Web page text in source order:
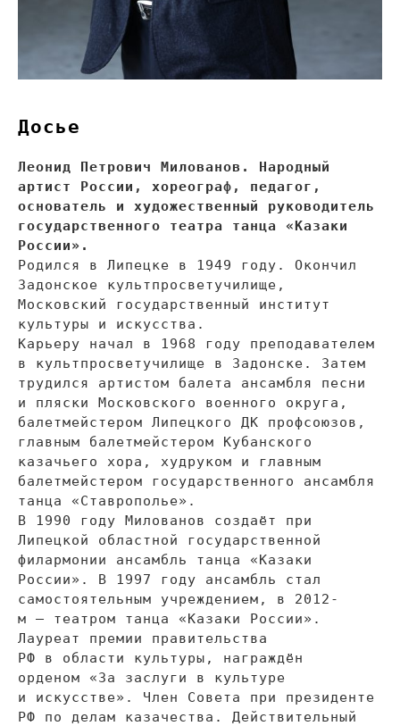
Досье
Леонид Петрович Милованов. Народный
артист России, хореограф, педагог,
основатель и
художественный руководитель
государственного театра танца «Казаки
России» .
Родился в
Липецке в
1949 году. Окончил
Задонское культпросветучилище,
Московский государственный институт
культуры и
искусства.
Карьеру начал в
1968 году преподавателем
в
культпросветучилище в
Задонске. Затем
трудился артистом балета ансамбля песни
и
пляски Московского военного округа,
балетмейстером Липецкого ДК
профсоюзов,
главным балетмейстером Кубанского
казачьего хора, худруком и
главным
балетмейстером государственного ансамбля
танца «Ставрополье» .
В
1990 году Милованов создаёт при
Липецкой областной государственной
филармонии ансамбль танца «Казаки
России» . В
1997 году ансамбль стал
самостоятельным учреждением, в
2012-
м
— театром танца «Казаки России» .
Лауреат премии правительства
РФ
в
области культуры, награждён
орденом «За заслуги в
культуре
и
искусстве» . Член Совета при президенте
РФ
по
делам казачества. Действительный